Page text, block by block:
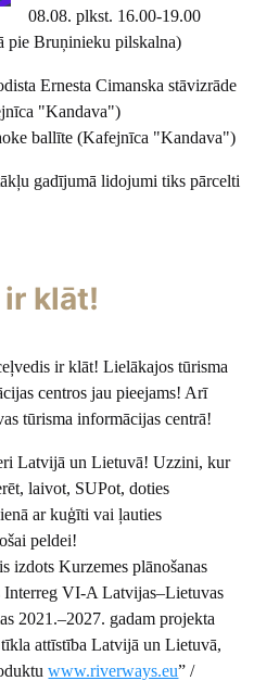
08.08. plkst. 16.00-19.00
pie Bruņinieku pilskalna)
Ernesta Cimanska stāvizrāde
"Kandava")
ballīte (Kafejnīca "Kandava")
gadījumā lidojumi tiks pārcelti
klāt!
ir klāt! Lielākajos tūrisma
centros jau pieejams! Arī
tūrisma informācijas centrā!
Latvijā un Lietuvā! Uzzini, kur
laivot, SUPot, doties
ar kuģīti vai ļauties
peldei!
izdots Kurzemes plānošanas
Interreg VI-A Latvijas–Lietuvas
2021.–2027. gadam projekta
attīstība Latvijā un Lietuvā,
www.riverways.eu” /